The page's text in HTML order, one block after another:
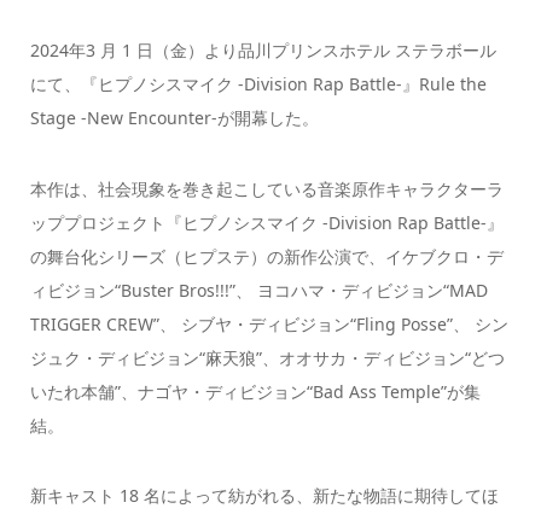
2024年3 月 1 日（金）より品川プリンスホテル ステラボール
にて、『ヒプノシスマイク -Division Rap Battle-』Rule the
Stage -New Encounter-が開幕した。
本作は、社会現象を巻き起こしている音楽原作キャラクターラ
ッププロジェクト『ヒプノシスマイク -Division Rap Battle-』
の舞台化シリーズ（ヒプステ）の新作公演で、イケブクロ・デ
ィビジョン“Buster Bros!!!”、 ヨコハマ・ディビジョン“MAD
TRIGGER CREW”、 シブヤ・ディビジョン“Fling Posse”、 シン
ジュク・ディビジョン“麻天狼”、オオサカ・ディビジョン“どつ
いたれ本舗”、ナゴヤ・ディビジョン“Bad Ass Temple”が集
結。
新キャスト 18 名によって紡がれる、新たな物語に期待してほ